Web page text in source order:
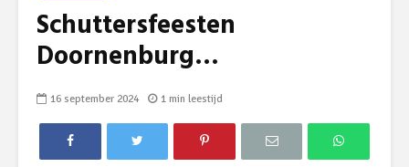
Schuttersfeesten
Doornenburg…
16 september 2024 1 min leestijd